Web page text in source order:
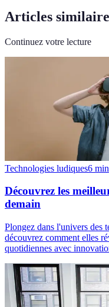
Articles
Continuez votre lecture
Technologies ludiques6 min
Découvrez les
demain
Plongez dans l'univers des
découvrez comment elles
quotidiennes avec